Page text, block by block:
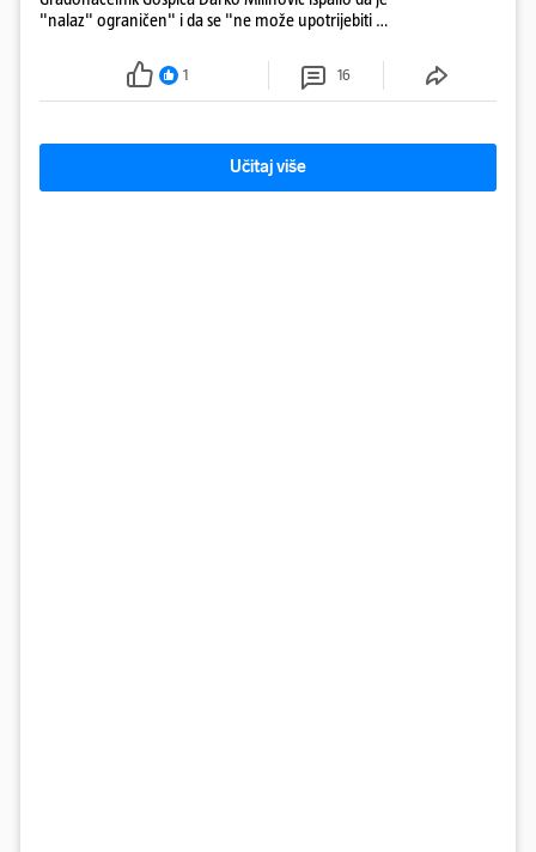
"nalaz" ograničen" i da se "ne može upotrijebiti za
ga je naručio Uskok i da je dio spisa
1 16
Učitaj više